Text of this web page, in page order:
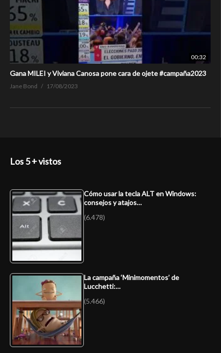
00:32
Gana MILEI y Viviana Canosa pone cara de ojete #campaña2023
Jane Bond 17/08/2023
Los 5 + vistos
Cómo usar la tecla ALT en Windows:
consejos y atajos…
(6.478)
La campaña ‘Minimomentos’ de
Lucchetti:…
(5.466)